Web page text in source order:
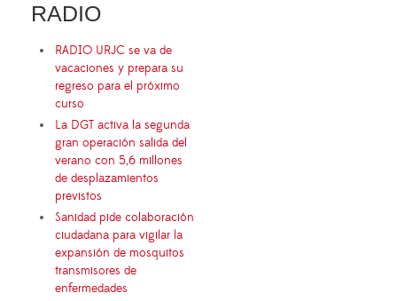
RADIO
RADIO URJC se va de
vacaciones y prepara su
regreso para el próximo
curso
La DGT activa la segunda
gran operación salida del
verano con 5,6 millones
de desplazamientos
previstos
Sanidad pide colaboración
ciudadana para vigilar la
expansión de mosquitos
transmisores de
enfermedades